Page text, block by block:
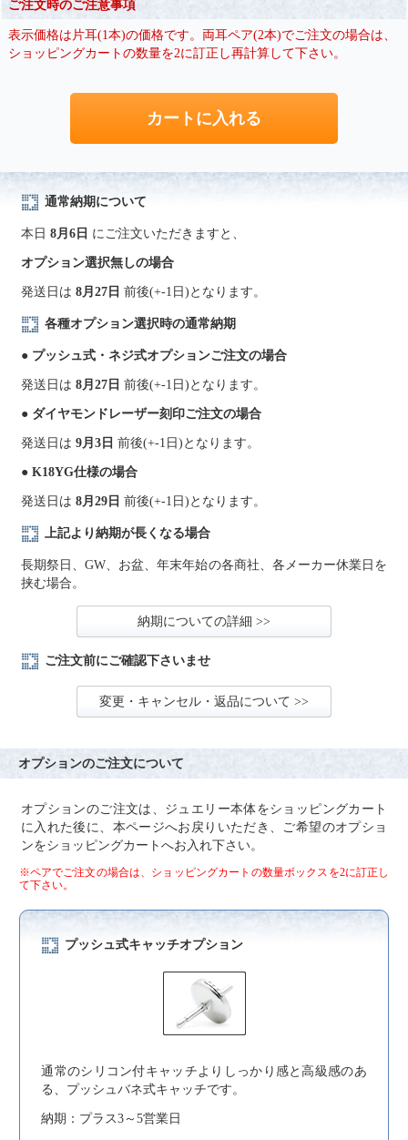
ご注文時のご注意事項
表示価格は片耳(1本)の価格です。両耳ペア(2本)でご注文の場合は、
ショッピングカートの数量を2に訂正し再計算して下さい。
通常納期について
本日 8月6日 にご注文いただきますと、
オプション選択無しの場合
発送日は 8月27日 前後(+-1日)となります。
各種オプション選択時の通常納期
● プッシュ式・ネジ式オプションご注文の場合
発送日は 8月27日 前後(+-1日)となります。
● ダイヤモンドレーザー刻印ご注文の場合
発送日は 9月3日 前後(+-1日)となります。
● K18YG仕様の場合
発送日は 8月29日 前後(+-1日)となります。
上記より納期が長くなる場合
長期祭日、GW、お盆、年末年始の各商社、各メーカー休業日を
挟む場合。
納期についての詳細 >>
ご注文前にご確認下さいませ
変更・キャンセル・返品について >>
オプションのご注文について
オプションのご注文は、ジュエリー本体をショッピングカート
に入れた後に、本ページへお戻りいただき、ご希望のオプショ
ンをショッピングカートへお入れ下さい。
※ペアでご注文の場合は、ショッピングカートの数量ボックスを2に訂正し
て下さい。
プッシュ式キャッチオプション
通常のシリコン付キャッチよりしっかり感と高級感のあ
る、プッシュバネ式キャッチです。
納期：プラス3～5営業日